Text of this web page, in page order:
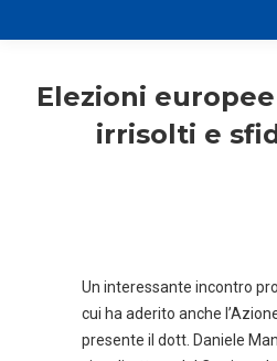
Elezioni
irrisolti e
Un interessante incontro
cui ha aderito anche
presente il dott. Daniele